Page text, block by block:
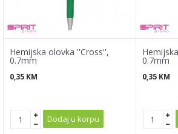
Hemijska olovka ''Cross'',
0.7mm
0,35 KM
Dodaj u korpu
0.7mm
0,35 KM